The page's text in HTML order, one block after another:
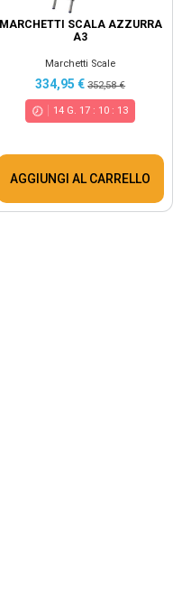
MARCHETTI SCALA AZZURRA
A3
Marchetti Scale
334,95 €352,58 €
14G. 17: 10: 13
AGGIUNGI AL CARRELLO